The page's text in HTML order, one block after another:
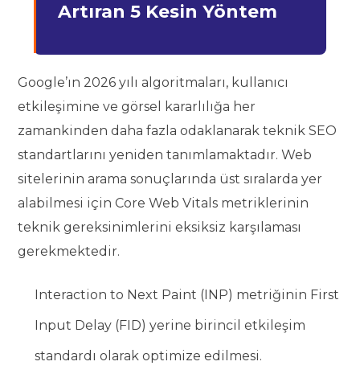
Artıran 5 Kesin Yöntem
Google’ın 2026 yılı algoritmaları, kullanıcı
etkileşimine ve görsel kararlılığa her
zamankinden daha fazla odaklanarak teknik SEO
standartlarını yeniden tanımlamaktadır. Web
sitelerinin arama sonuçlarında üst sıralarda yer
alabilmesi için Core Web Vitals metriklerinin
teknik gereksinimlerini eksiksiz karşılaması
gerekmektedir.
Interaction to Next Paint (INP) metriğinin First
Input Delay (FID) yerine birincil etkileşim
standardı olarak optimize edilmesi.